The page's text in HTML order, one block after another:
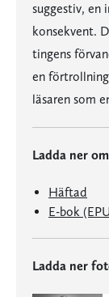
suggestiv, en
konsekvent.
tingens
en
läsaren som
Ladda ner
Häftad
E-bok
Ladda ner